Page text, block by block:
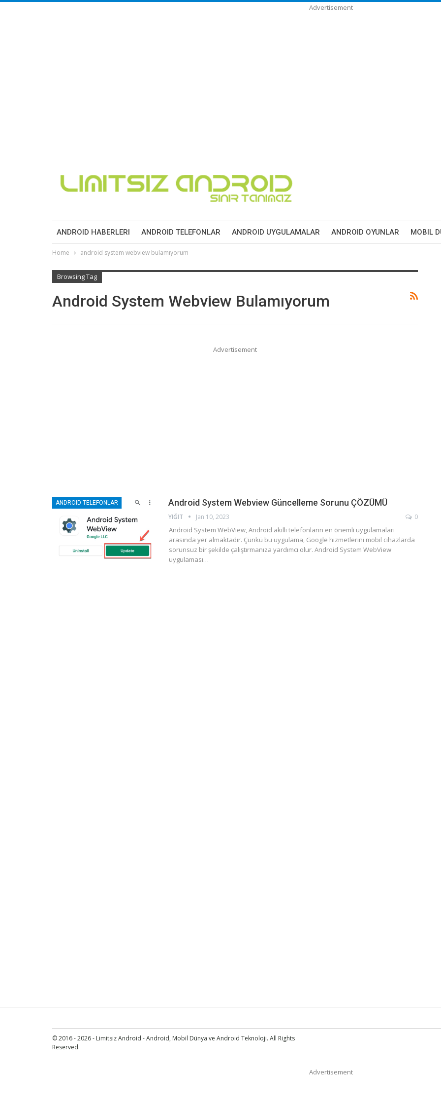
Advertisement
ANDROID HABERLERI ANDROID TELEFONLAR ANDROID UYGULAMALAR ANDROID OYUNLAR MOBIL
Home android system webview bulamıyorum
Browsing Tag
Android System Webview Bulamıyorum
Advertisement
ANDROID TELEFONLAR Android System Webview Güncelleme Sorunu ÇÖZÜMÜ
YIĞIT Jan 10, 2023 0
Android System WebView, Android akıllı telefonların en önemli uygulamaları
arasında yer almaktadır. Çünkü bu uygulama, Google hizmetlerini mobil cihazlarda
sorunsuz bir şekilde çalıştırmanıza yardımcı olur. Android System WebView
uygulaması…
© 2016 - 2026 - Limitsiz Android - Android, Mobil Dünya ve Android Teknoloji. All Rights
Reserved.
Advertisement